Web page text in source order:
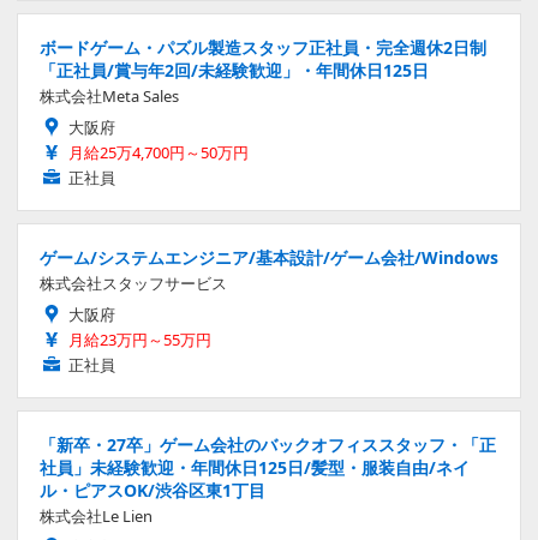
ボードゲーム・パズル製造スタッフ正社員・完全週休2日制
「正社員/賞与年2回/未経験歓迎」・年間休日125日
株式会社Meta Sales
大阪府
月給25万4,700円～50万円
正社員
ゲーム/システムエンジニア/基本設計/ゲーム会社/Windows
株式会社スタッフサービス
大阪府
月給23万円～55万円
正社員
「新卒・27卒」ゲーム会社のバックオフィススタッフ・「正
社員」未経験歓迎・年間休日125日/髪型・服装自由/ネイ
ル・ピアスOK/渋谷区東1丁目
株式会社Le Lien